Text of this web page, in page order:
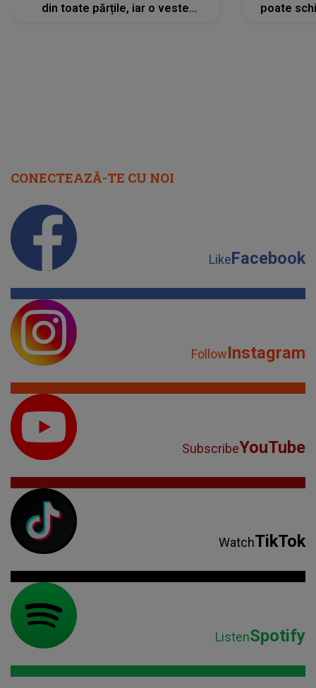
din toate părțile, iar o veste
poate
CONECTEAZĂ-TE CU NOI
LikeFacebook
FollowInstagram
SubscribeYouTube
WatchTikTok
ListenSpotify